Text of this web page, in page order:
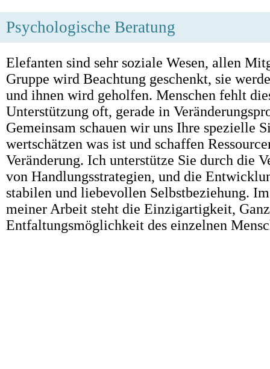
Psychologische Beratung
Elefanten sind sehr soziale Wesen, allen
Gruppe wird Beachtung geschenkt, sie
und ihnen wird geholfen. Menschen fehlt
Unterstützung oft, gerade in
Gemeinsam schauen wir uns Ihre spezielle
wertschätzen was ist und schaffen
Veränderung. Ich unterstütze Sie durch die
von Handlungsstrategien, und die
stabilen und liebevollen Selbstbeziehung.
meiner Arbeit steht die Einzigartigkeit,
Entfaltungsmöglichkeit des einzelnen